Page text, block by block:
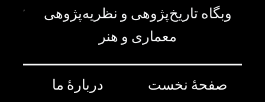
وبگاه تاریخ‌پژوهی و نظریه‌پژوهی
معماری و هنر
صفحۀ نخست دربارۀ ما